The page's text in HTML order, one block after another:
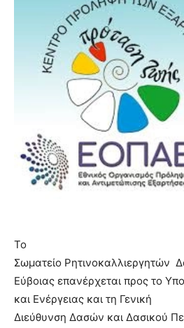
Το
Σωματείο Ρητινοκαλλιεργητών
Εύβοιας επανέρχεται προς το
και Ενέργειας και τη Γενική
Διεύθυνση Δασών και Δασικού